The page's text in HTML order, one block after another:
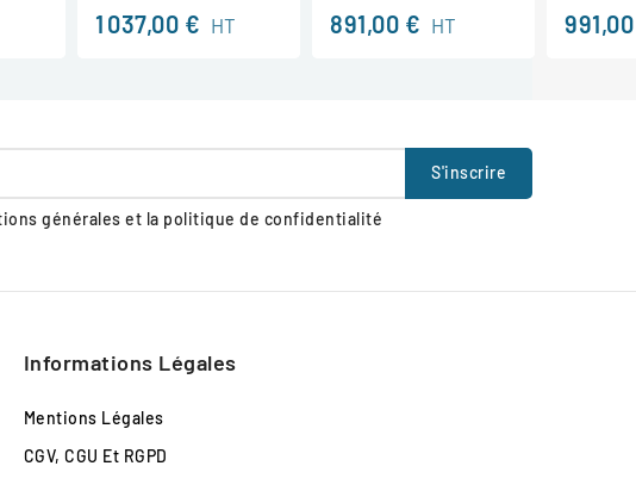
1 037,00 € HT 891,00 € HT
générales et la politique de confidentialité
Informations Légales
Mentions Légales
CGV, CGU Et RGPD